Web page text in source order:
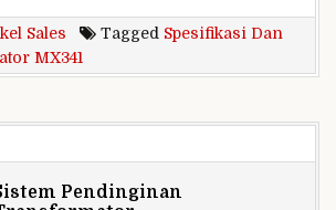
Sales Tagged Spesifikasi Dan
MX341
Pendinginan